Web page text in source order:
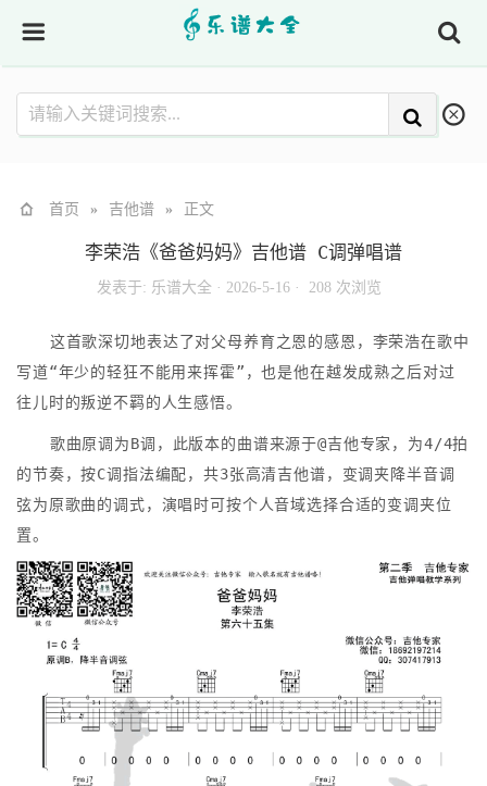
首页 » 吉他谱 » 正文
李荣浩《爸爸妈妈》吉他谱 C调弹唱谱
发表于: 乐谱大全 · 2026-5-16 · 208 次浏览
这首歌深切地表达了对父母养育之恩的感恩，李荣浩在歌中
写道“年少的轻狂不能用来挥霍”，也是他在越发成熟之后对过
往儿时的叛逆不羁的人生感悟。
歌曲原调为B调，此版本的曲谱来源于@吉他专家，为4/4拍
的节奏，按C调指法编配，共3张高清吉他谱，变调夹降半音调
弦为原歌曲的调式，演唱时可按个人音域选择合适的变调夹位
置。